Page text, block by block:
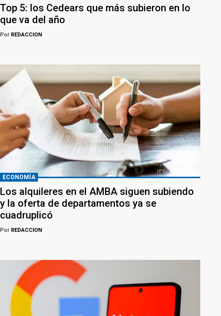
Top 5: los Cedears que más subieron en lo
que va del año
Por REDACCION
ECONOMÍA
Los alquileres en el AMBA siguen subiendo
y la oferta de departamentos ya se
cuadruplicó
Por REDACCION